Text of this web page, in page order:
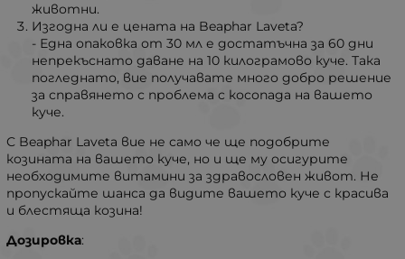
животни.
Изгодна ли е цената на Beaphar Laveta?
- Една опаковка от 30 мл е достатъчна за 60 дни
непрекъснато даване на 10 килограмово куче. Така
погледнато, вие получавате много добро решение
за справянето с проблема с косопада на вашето
куче.
С Beaphar Laveta вие не само че ще подобрите
козината на вашето куче, но и ще му осигурите
необходимите витамини за здравословен живот. Не
пропускайте шанса да видите вашето куче с красива
и блестяща козина!
Дозировка: